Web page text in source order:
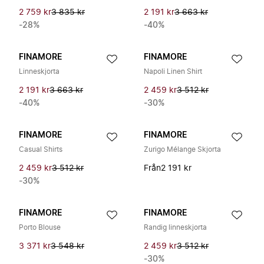
2 759 kr3 835 kr
-28%
2 191 kr3 663 kr
-40%
FINAMORE
Linneskjorta
2 191 kr3 663 kr
-40%
FINAMORE
Napoli Linen Shirt
2 459 kr3 512 kr
-30%
FINAMORE
Casual Shirts
2 459 kr3 512 kr
-30%
FINAMORE
Zurigo Mélange Skjorta
Från2 191 kr
FINAMORE
Porto Blouse
3 371 kr3 548 kr
FINAMORE
Randig linneskjorta
2 459 kr3 512 kr
-30%